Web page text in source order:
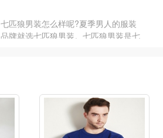
七匹狼男装怎么样呢?夏季男人的服装
品牌就选七匹狼男装。七匹狼男装是七